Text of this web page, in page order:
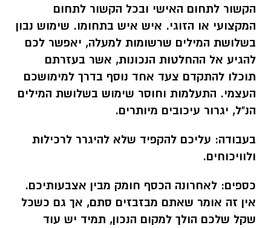
הקשור לתחום האישי ובכל הקשור לתחום
המקצועי או הזוגי. איש איש בתחומו. שימוש נבון
בשלושת המילים שרשומות למעלה, יאפשר לכם
להגיע אל ההחלטות הנכונות, אשר בעזרתם
תוכלו להתקדם צעד אחד נוסף בדרך למימושכם
העצמי. התעלמות וחוסר שימוש בשלושת המילים
הנ"ל, יגרור עיכובים מיותרים.
בעבודה: עליכם להקפיד שלא להיגרר לרכילות
ולוויכוחים.
כספים: לאחרונה הכסף חומק מבין אצבעותיכם.
אין זה אומר שאתם מבזבזים סתם, אך גם כשכל
שקל שלכם הולך למקום הנכון, תמיד יש עוד